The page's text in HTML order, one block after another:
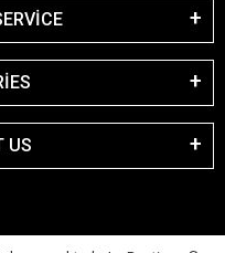
US